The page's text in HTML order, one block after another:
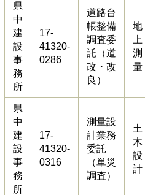
県
中
建
設
事
務
所
17-
41320-
0286
道路台
帳整備
調査委
託（道
改・改
良）
地
上
測
量
県
中
建
設
事
務
所
17-
41320-
0316
測量設
計業務
委託
（単災
調査）
土
木
設
計